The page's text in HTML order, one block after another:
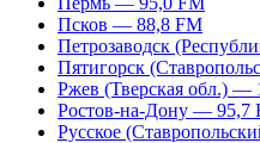
Псков — 88,8 FM
Петрозаводск
Пятигорск
Ржев (Тверская обл.) —
Ростов-на-Дону — 95,7
Русское